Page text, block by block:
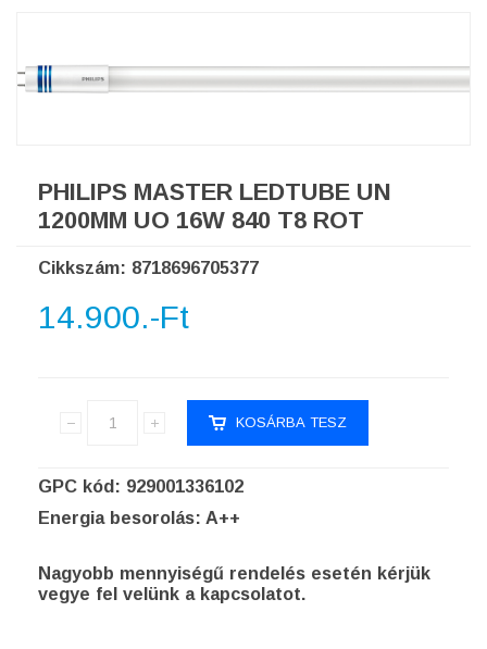
PHILIPS MASTER LEDTUBE UN
1200MM UO 16W 840 T8 ROT
Cikkszám: 8718696705377
14.900.-Ft
GPC kód: 929001336102
Energia besorolás: A++
Nagyobb mennyiségű rendelés esetén kérjük
vegye fel velünk a kapcsolatot.